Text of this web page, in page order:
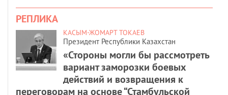
РЕПЛИКА
КАСЫМ-ЖОМАРТ ТОКАЕВ
Президент Республики Казахстан
«Стороны могли бы рассмотреть
вариант заморозки боевых
действий и возвращения к
переговорам на основе “Стамбульской